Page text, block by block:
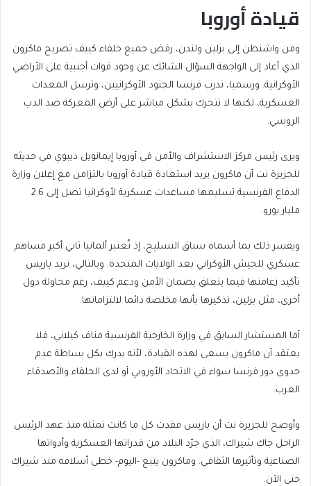
قيادة أوروبا
ومن واشنطن إلى برلين ولندن، رفض جميع حلفاء كييف تصريح ماكرون
الذي أعاد إلى الواجهة السؤال الشائك عن وجود قوات أجنبية على الأراضي
الأوكرانية. ورسميا، تدرب فرنسا الجنود الأوكرانيين، وترسل المعدات
العسكرية، لكنها لا تتحرك بشكل مباشر على أرض المعركة ضد الدب
الروسي.
ويرى رئيس مركز الاستشراف والأمن في أوروبا إيمانويل ديبوي في حديثه
للجزيرة نت أن ماكرون يريد استعادة قيادة أوروبا بالتزامن مع إعلان وزارة
الدفاع الفرنسية تسليمها مساعدات عسكرية لأوكرانيا تصل إلى 2.6
مليار يورو.
ويفسر ذلك بما أسماه سباق التسليح، إذ تُعتبر ألمانيا ثاني أكبر مساهم
عسكري للجيش الأوكراني بعد الولايات المتحدة. وبالتالي، تريد باريس
تأكيد زعامتها فيما يتعلق بضمان الأمن ودعم كييف، رغم محاولة دول
أخرى، مثل برلين، تذكيرها بأنها مخلصة دائما لالتزاماتها.
أما المستشار السابق في وزارة الخارجية الفرنسية مناف كيلاني، فلا
يعتقد أن ماكرون يسعى لهذه القيادة، لأنه يدرك بكل بساطة عدم
جدوى دور فرنسا سواء في الاتحاد الأوروبي أو لدى الحلفاء والأصدقاء
العرب.
وأوضح للجزيرة نت أن باريس فقدت كل ما كانت تمثله منذ عهد الرئيس
الراحل جاك شيراك، الذي جرّد البلاد من قدراتها العسكرية وأدواتها
الصناعية وتأثيرها الثقافي. وماكرون يتبع -اليوم- خطى أسلافه منذ شيراك
حتى الآن.